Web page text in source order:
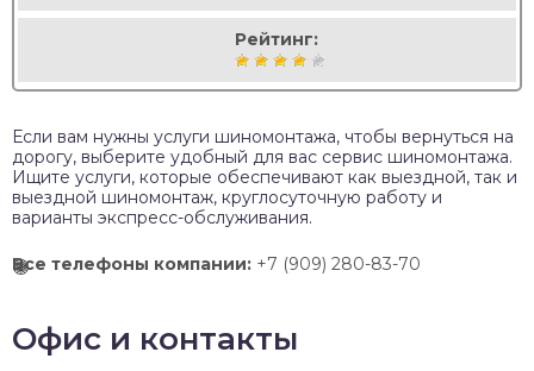
Рейтинг:
Если вам нужны услуги шиномонтажа, чтобы вернуться на
дорогу, выберите удобный для вас сервис шиномонтажа.
Ищите услуги, которые обеспечивают как выездной, так и
выездной шиномонтаж, круглосуточную работу и
варианты экспресс-обслуживания.
Все телефоны компании: +7 (909) 280-83-70
Офис и контакты